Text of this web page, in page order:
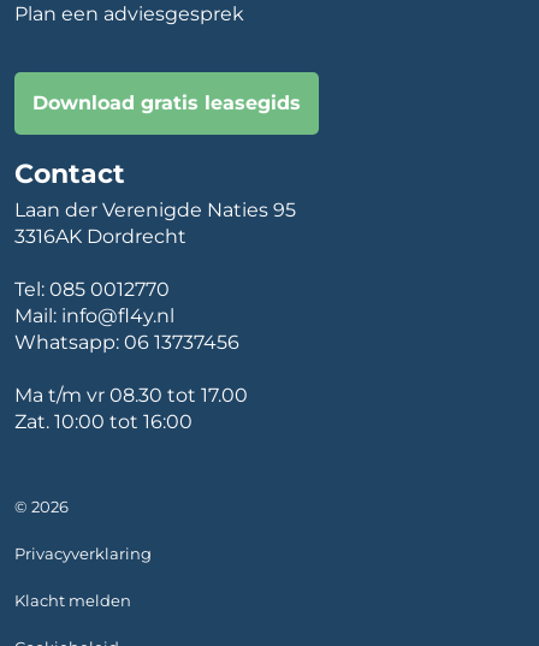
Plan een adviesgesprek
Download gratis leasegids
Contact
Laan der Verenigde Naties 95
3316AK Dordrecht
Tel: 085 0012770
Mail: info@fl4y.nl
Whatsapp: 06 13737456
Ma t/m vr 08.30 tot 17.00
Zat. 10:00 tot 16:00
© 2026
Privacyverklaring
Klacht melden